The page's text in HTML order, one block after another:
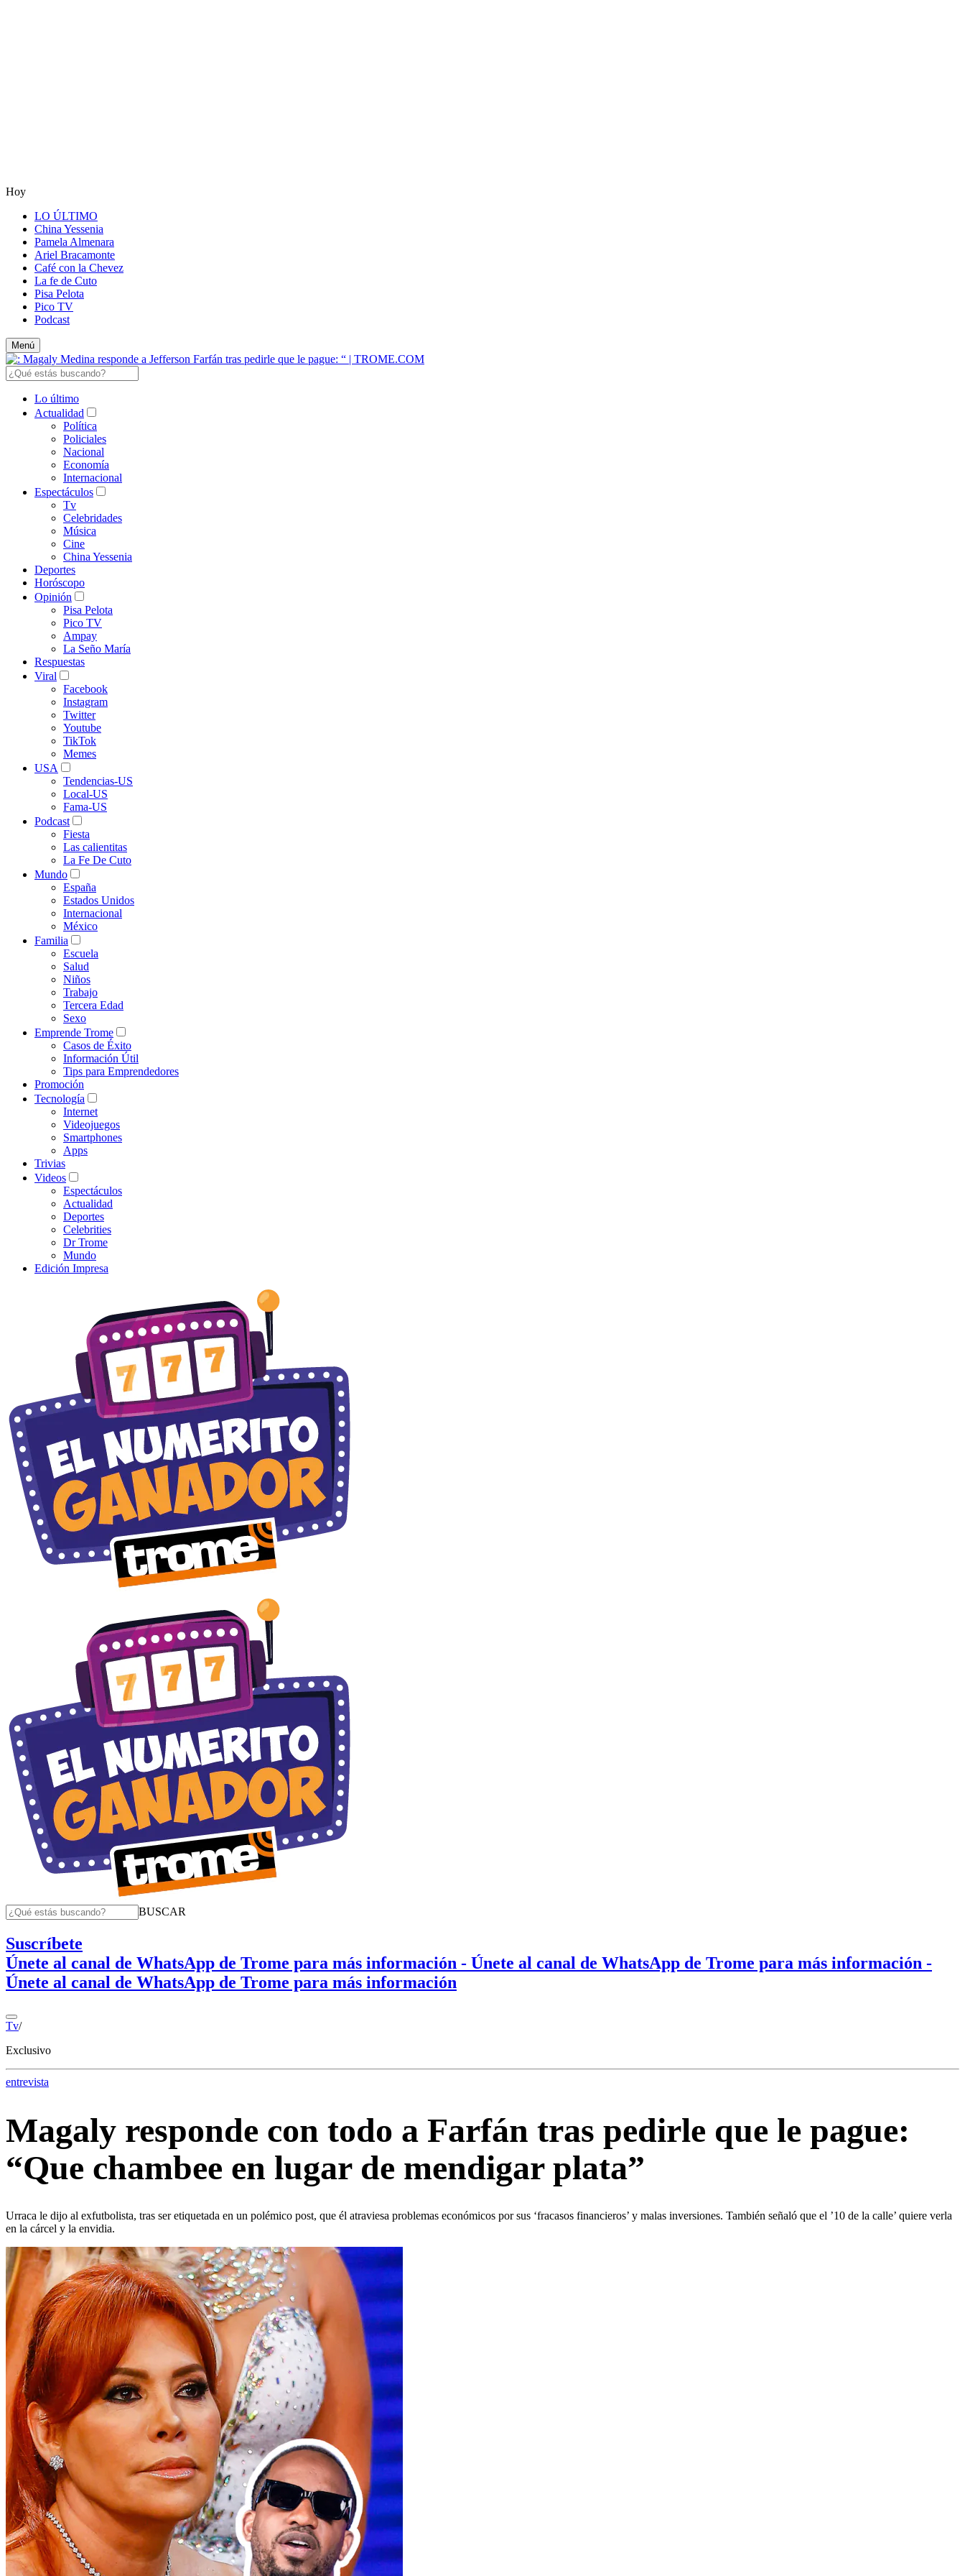
Hoy
LO ÚLTIMO
China Yessenia
Pamela Almenara
Ariel Bracamonte
Café con la Chevez
La fe de Cuto
Pisa Pelota
Pico TV
Podcast
Menú
Lo último
Actualidad
Política
Policiales
Nacional
Economía
Internacional
Espectáculos
Tv
Celebridades
Música
Cine
China Yessenia
Deportes
Horóscopo
Opinión
Pisa Pelota
Pico TV
Ampay
La Seño María
Respuestas
Viral
Facebook
Instagram
Twitter
Youtube
TikTok
Memes
USA
Tendencias-US
Local-US
Fama-US
Podcast
Fiesta
Las calientitas
La Fe De Cuto
Mundo
España
Estados Unidos
Internacional
México
Familia
Escuela
Salud
Niños
Trabajo
Tercera Edad
Sexo
Emprende Trome
Casos de Éxito
Información Útil
Tips para Emprendedores
Promoción
Tecnología
Internet
Videojuegos
Smartphones
Apps
Trivias
Videos
Espectáculos
Actualidad
Deportes
Celebrities
Dr Trome
Mundo
Edición Impresa
BUSCAR
Suscríbete
Únete al canal de WhatsApp de Trome para más información - Únete al canal de WhatsApp de Trome para más información -
Únete al canal de WhatsApp de Trome para más información
Tv/
Exclusivo
entrevista
Magaly responde con todo a Farfán tras pedirle que le pague:
“Que chambee en lugar de mendigar plata”
Urraca le dijo al exfutbolista, tras ser etiquetada en un polémico post, que él atraviesa problemas económicos por sus ‘fracasos financieros’ y malas inversiones. También señaló que el ’10 de la calle’ quiere verla
en la cárcel y la envidia.